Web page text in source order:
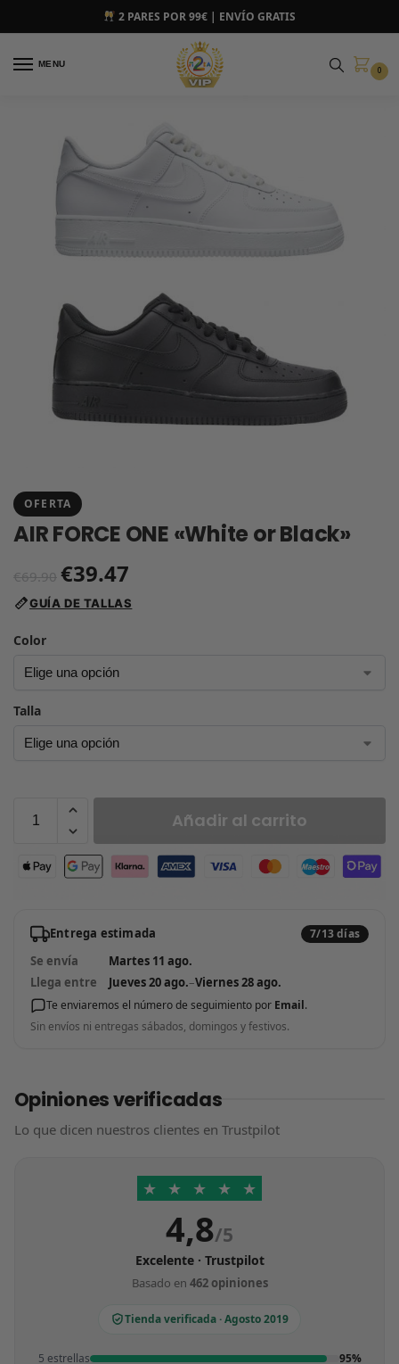
2 PARES POR 99€ | ENVÍO GRATIS
MENU
0
OFERTA
AIR FORCE ONE «White or Black»
€69.90 €39.47
GUÍA DE TALLAS
Color
Talla
Añadir al carrito
Entrega estimada 7/13 días
Se envía
Martes 11 ago.
Llega entre
Jueves 20 ago.–Viernes 28 ago.
Te enviaremos el número de seguimiento por Email.
Sin envíos ni entregas sábados, domingos y festivos.
Opiniones verificadas
Lo que dicen nuestros clientes en Trustpilot
★ ★ ★ ★ ★
4,8/5
Excelente · Trustpilot
Basado en 462 opiniones
Tienda verificada · Agosto 2019
5 estrellas
95%